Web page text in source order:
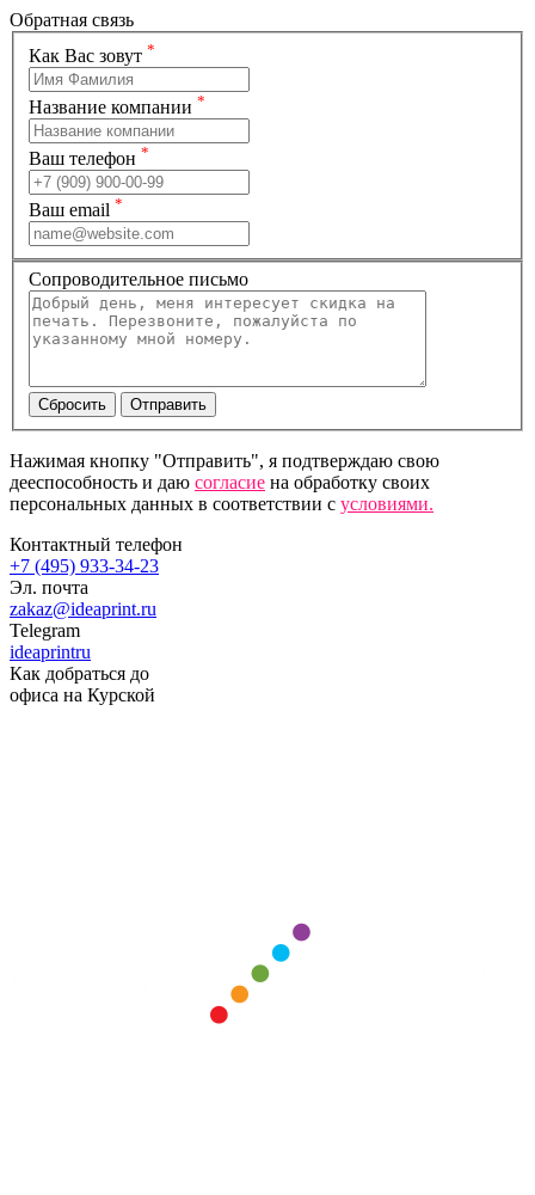
Обратная связь
Как Вас зовут *
Название компании *
Ваш телефон *
Ваш email *
Сопроводительное письмо
Нажимая кнопку "Отправить", я подтверждаю свою
дееспособность и даю согласие на обработку своих
персональных данных в соответствии с условиями.
Контактный телефон
+7 (495) 933-34-23
Эл. почта
zakaz@ideaprint.ru
Telegram
ideaprintru
Как добраться до
офиса на Курской